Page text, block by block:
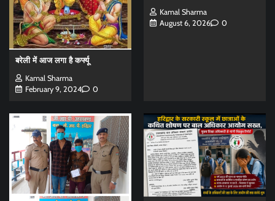
बरेली में आज लगा है कर्फ्यू
Kamal Sharma
February 9, 2024
0
Kamal Sharma
August 6, 2026
0